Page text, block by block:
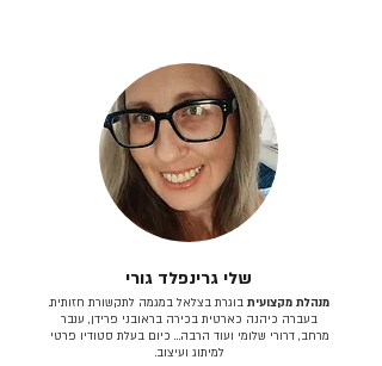
שלי גרינפלד גורי
מנהלת מקצועית בוגרת בצלאל במגמה לתקשורת חזותית.
בעברה כיהנה כארטית בכירה בראובני פרידן, ענבר
מרחב, דרורי שלומי ועוד הרבה… כיום בעלת סטודיו פרטי
למיתוג ועיצוב.